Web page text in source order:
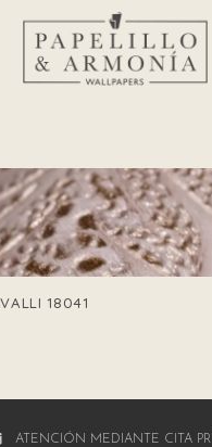
18041
ATENCIÓN MEDIANTE CITA